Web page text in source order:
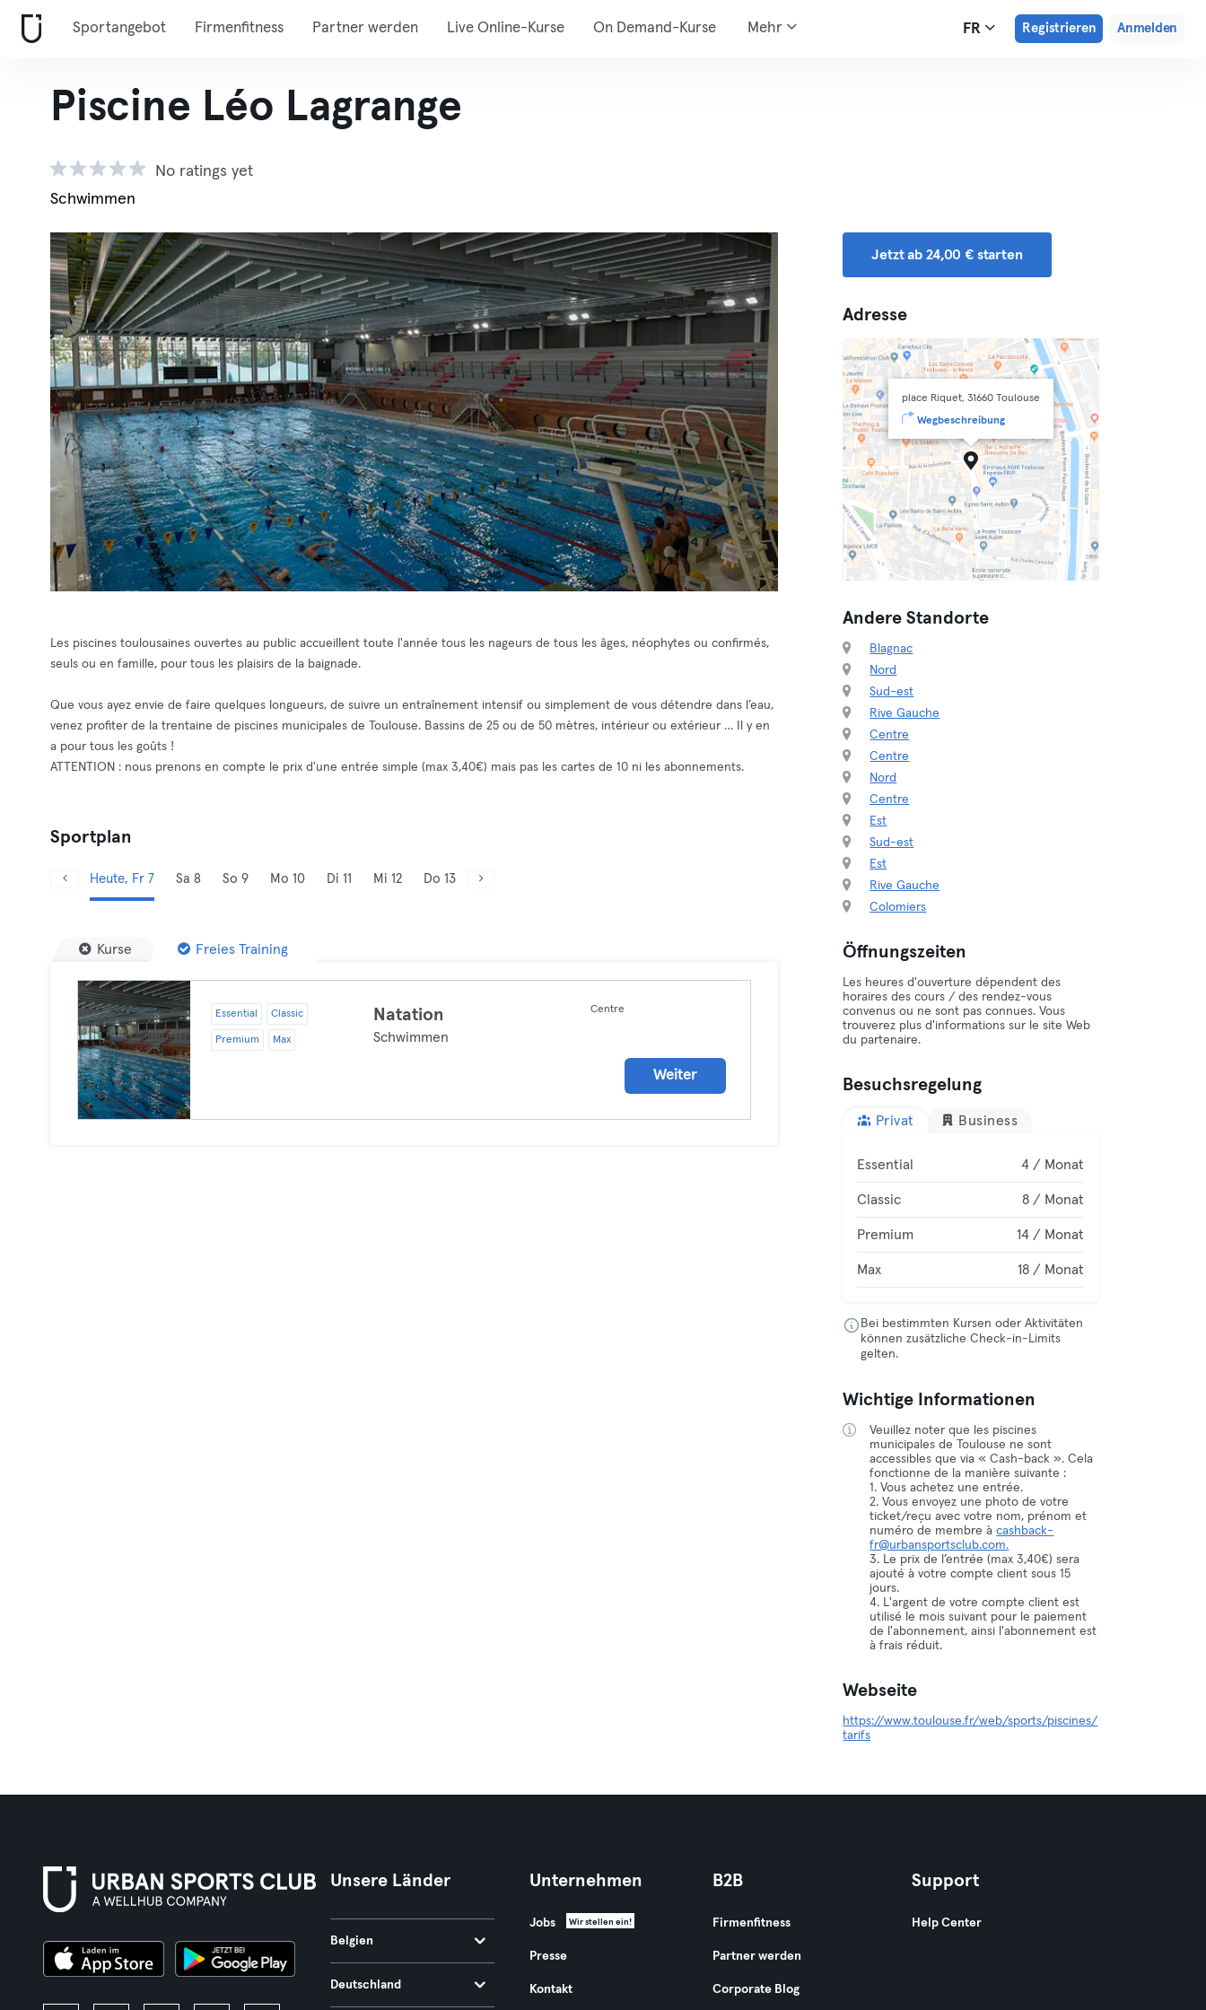
Sportangebot Firmenfitness Partner werden Live Online-Kurse On Demand-Kurse Mehr FR Registrieren Anmelden
Piscine Léo Lagrange
No ratings yet
Schwimmen
Les piscines toulousaines ouvertes au public accueillent toute l'année tous les nageurs de tous les âges, néophytes ou confirmés,
seuls ou en famille, pour tous les plaisirs de la baignade.
Que vous ayez envie de faire quelques longueurs, de suivre un entraînement intensif ou simplement de vous détendre dans l’eau,
venez profiter de la trentaine de piscines municipales de Toulouse. Bassins de 25 ou de 50 mètres, intérieur ou extérieur … Il y en
a pour tous les goûts !
ATTENTION : nous prenons en compte le prix d'une entrée simple (max 3,40€) mais pas les cartes de 10 ni les abonnements.
Sportplan
Heute, Fr 7 Sa 8 So 9 Mo 10 Di 11 Mi 12 Do 13
Kurse Freies Training
Essential Classic
Premium Max
Natation
Schwimmen
Centre
Weiter
Jetzt ab 24,00 € starten
Adresse
place Riquet, 31660 Toulouse
Wegbeschreibung
Andere Standorte
Blagnac
Nord
Sud-est
Rive Gauche
Centre
Centre
Nord
Centre
Est
Sud-est
Est
Rive Gauche
Colomiers
Öffnungszeiten
Les heures d'ouverture dépendent des
horaires des cours / des rendez-vous
convenus ou ne sont pas connues. Vous
trouverez plus d'informations sur le site Web
du partenaire.
Besuchsregelung
Privat Business
Essential 4 / Monat
Classic 8 / Monat
Premium 14 / Monat
Max 18 / Monat
Bei bestimmten Kursen oder Aktivitäten
können zusätzliche Check-in-Limits
gelten.
Wichtige Informationen
Veuillez noter que les piscines
municipales de Toulouse ne sont
accessibles que via « Cash-back ». Cela
fonctionne de la manière suivante :
1. Vous achetez une entrée.
2. Vous envoyez une photo de votre
ticket/reçu avec votre nom, prénom et
numéro de membre àcashback-
fr@urbansportsclub.com.
3. Le prix de l’entrée (max 3,40€) sera
ajouté à votre compte client sous 15
jours.
4. L'argent de votre compte client est
utilisé le mois suivant pour le paiement
de l'abonnement, ainsi l'abonnement est
à frais réduit.
Webseite
https://www.toulouse.fr/web/sports/piscines/
tarifs
Unsere Länder
Belgien
Deutschland
Unternehmen
Jobs Wir stellen ein!
Presse
Kontakt
B2B
Firmenfitness
Partner werden
Corporate Blog
Support
Help Center